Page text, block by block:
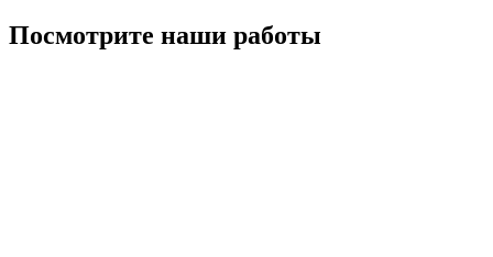
Посмотрите наши работы